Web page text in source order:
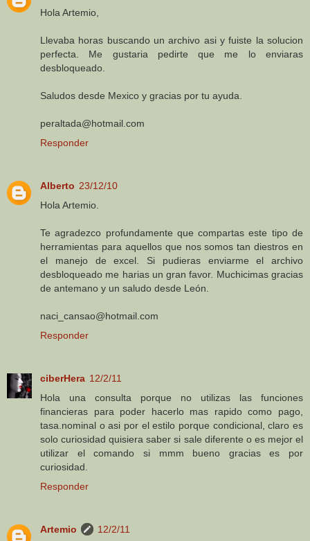
Hola Artemio,
Llevaba horas buscando un archivo asi y fuiste la solucion
perfecta. Me gustaria pedirte que me lo enviaras
desbloqueado.
Saludos desde Mexico y gracias por tu ayuda.
peraltada@hotmail.com
Responder
Alberto 23/12/10
Hola Artemio.
Te agradezco profundamente que compartas este tipo de
herramientas para aquellos que nos somos tan diestros en
el manejo de excel. Si pudieras enviarme el archivo
desbloqueado me harias un gran favor. Muchicimas gracias
de antemano y un saludo desde León.
naci_cansao@hotmail.com
Responder
ciberHera 12/2/11
Hola una consulta porque no utilizas las funciones
financieras para poder hacerlo mas rapido como pago,
tasa.nominal o asi por el estilo porque condicional, claro es
solo curiosidad quisiera saber si sale diferente o es mejor el
utilizar el comando si mmm bueno gracias es por
curiosidad.
Responder
Artemio 12/2/11